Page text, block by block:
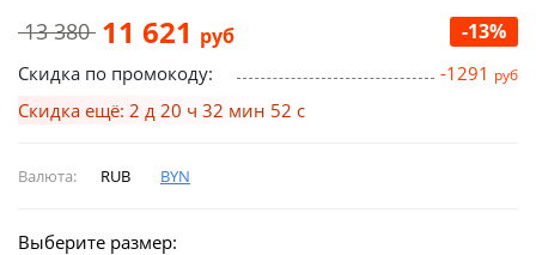
13 380 11 621 руб -13%
Скидка по промокоду: -1291 руб
Скидка ещё: 2 д 20 ч 32 мин 51 с
Валюта: RUB BYN
Выберите размер: